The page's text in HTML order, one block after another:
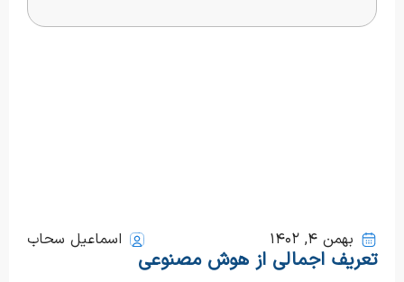
اسماعیل سحاب بهمن ۴, ۱۴۰۲
تعریف اجمالی از هوش مصنوعی